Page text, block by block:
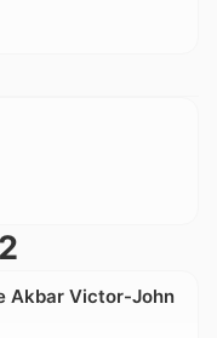
Akbar Victor-John